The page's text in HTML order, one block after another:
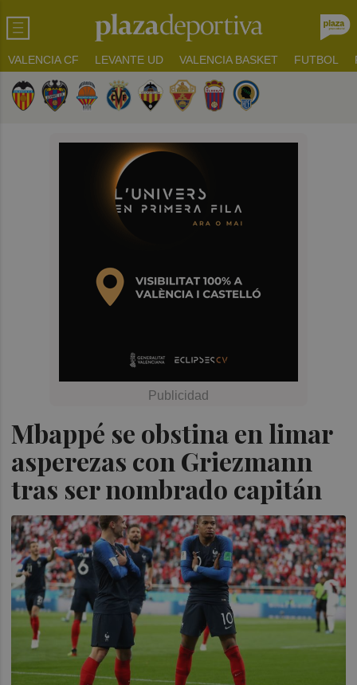
VALENCIA CF LEVANTE UD VALENCIA BASKET FUTBOL
Mbappé se obstina en limar
asperezas con Griezmann
tras ser nombrado capitán